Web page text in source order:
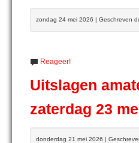
zondag 24 mei 2026 | Geschreven
Reageer!
Uitslagen
zaterdag 23
donderdag 21 mei 2026 |